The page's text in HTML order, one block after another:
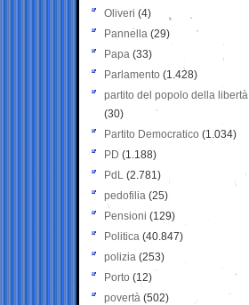
Oliveri (4)
Pannella (29)
Papa (33)
Parlamento (1.428)
partito del popolo della libertà
(30)
Partito Democratico (1.034)
PD (1.188)
PdL (2.781)
pedofilia (25)
Pensioni (129)
Politica (40.847)
polizia (253)
Porto (12)
povertà (502)